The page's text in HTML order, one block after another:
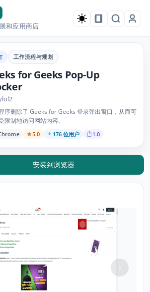
和应用商店
工作流程与规划
for Geeks Pop-Up
序删除了 Geeks for Geeks 登录弹出窗口，从而可
限制地访问网站内容。
5.0 176 位用户 1.0
安装到浏览器